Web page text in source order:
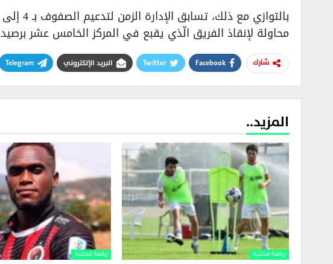
محاولة لإنقاذ الفريق الّذي يقبع في المركز الخامس عشر برصيد 8 نقاط فقط.
شارك Facebook
Twitter البريد الإلكتروني Telegram
المزيد..
رياضة محلية رياضة محلية